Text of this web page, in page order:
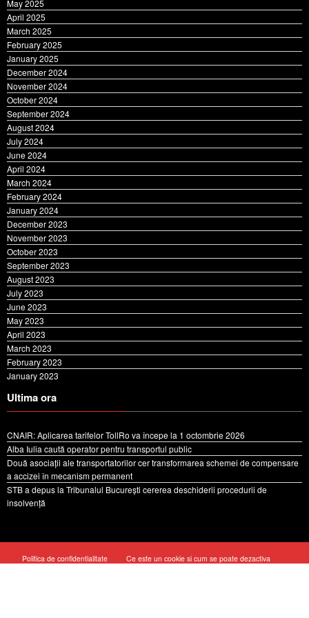
May 2025
April 2025
March 2025
February 2025
January 2025
December 2024
November 2024
October 2024
September 2024
August 2024
July 2024
June 2024
April 2024
March 2024
February 2024
January 2024
December 2023
November 2023
October 2023
September 2023
August 2023
July 2023
June 2023
May 2023
April 2023
March 2023
February 2023
January 2023
Ultima ora
CNAIR: Aplicarea tarifelor TollRo va începe la 1 octombrie 2026
Alba Iulia caută operator pentru transportul public
Două asociații ale transportatorilor cer transformarea schemei de compensare
a accizei în mecanism permanent
STB a depus la Tribunalul București cererea deschiderii procedurii de
insolvență
Politica de confidentialitate
Ce este un cookie si cum se poate dezactiva